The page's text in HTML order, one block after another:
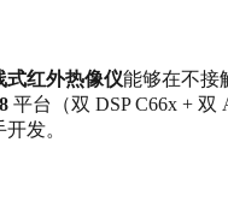
式红外热像仪能够在不接
平台（双 DSP C66x + 双
发。